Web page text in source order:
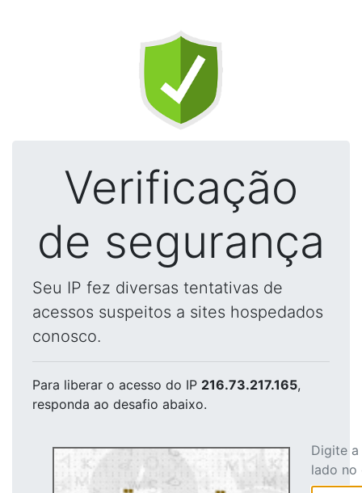
Verificação
de segurança
Seu IP fez diversas tentativas de
acessos suspeitos a sites hospedados
conosco.
Para liberar o acesso do IP 216.73.217.165,
responda ao desafio abaixo.
Digite
lado no